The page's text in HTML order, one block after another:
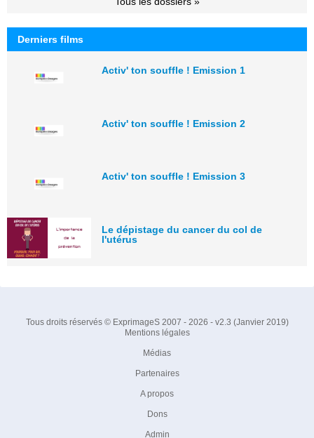
Derniers films
Activ' ton souffle ! Emission 1
Activ' ton souffle ! Emission 2
Activ' ton souffle ! Emission 3
Le dépistage du cancer du col de
l'utérus
Tous droits réservés © ExprimageS 2007 - 2026 - v2.3 (Janvier 2019)
Mentions légales
Médias
Partenaires
A propos
Dons
Admin